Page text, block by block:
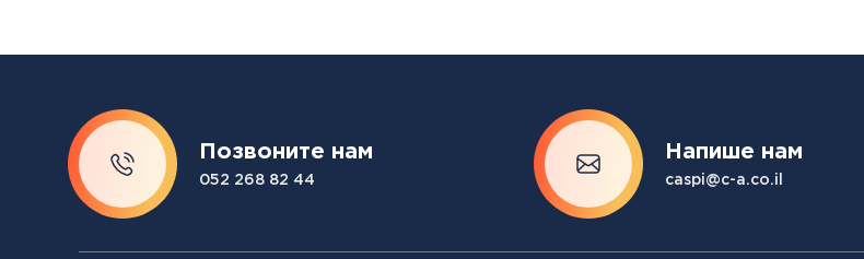
Позвоните нам
052 268 82 44
Напише нам
caspi@c-a.co.il